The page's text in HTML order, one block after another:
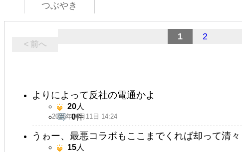
つぶやき
< 前へ
1 2
よりによって反社の電通かよ
2026年06月11日 14:24
20人
0件
うゎー、最悪コラボもここまでくれば却って清々
15人